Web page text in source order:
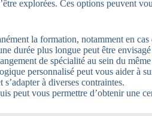
explorées. Ces options peuvent
la formation, notamment en
durée plus longue peut être
de spécialité au sein du
personnalisé peut vous aider à
à diverses contraintes.
peut vous permettre d’obtenir une